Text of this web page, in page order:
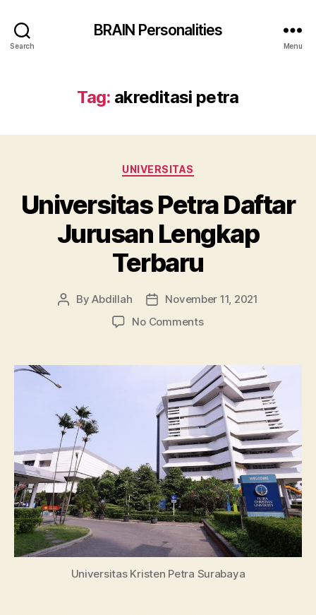
Search
BRAIN Personalities
Menu
Tag: akreditasi petra
Categories
UNIVERSITAS
Universitas Petra Daftar
Jurusan Lengkap
Terbaru
PostByAbdillah
Post
date
November 11, 2021
No Commentson
Daftar
Jurusan
Lengkap
Terbaru
Universitas Kristen Petra Surabaya